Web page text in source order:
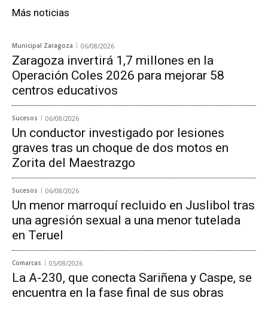
Más noticias
Municipal Zaragoza 06/08/2026
Zaragoza invertirá 1,7 millones en la
Operación Coles 2026 para mejorar 58
centros educativos
Sucesos 06/08/2026
Un conductor investigado por lesiones
graves tras un choque de dos motos en
Zorita del Maestrazgo
Sucesos 06/08/2026
Un menor marroquí recluido en Juslibol tras
una agresión sexual a una menor tutelada
en Teruel
Comarcas 05/08/2026
La A-230, que conecta Sariñena y Caspe, se
encuentra en la fase final de sus obras